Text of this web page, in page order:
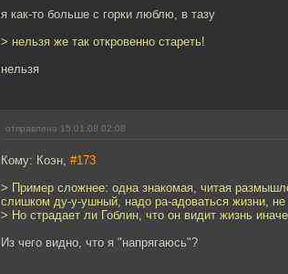
я как-то больше с горки люблю, в тазу
> нельзя же так откровенно стареть!
нельзя
отправлено 15.01.08 02:08
Кому: Коэн, #173
> Пример сложнее: одна знакомая, читая
слишком ду-у-ушный, надо ра-адоваться жизни, не
> Но страдает ли Гоблин, что он видит жизнь
Из чего видно, что я "напрягаюсь"?